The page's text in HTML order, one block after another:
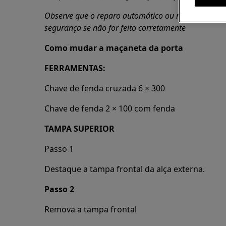
Observe que o reparo automático ou não
segurança se não for feito corretamente
Como mudar a maçaneta da porta
FERRAMENTAS:
Chave de fenda cruzada 6 × 300
Chave de fenda 2 × 100 com fenda
TAMPA SUPERIOR
Passo 1
Destaque a tampa frontal da alça externa.
Passo 2
Remova a tampa frontal